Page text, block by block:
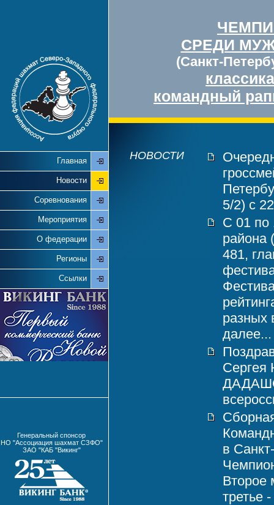
СРЕДИ
(Санкт-
классика
командный
Главная
Новости
Соревнования
Мероприятия
О федерации
Регионы
Ссылки
Генеральный спонсор
НО "Ассоциация шахмат СЗФО"
ЗАО "КАБ "Викинг"
НОВОСТИ
5/2) с
С 01 по
района
481,
разных
далее...
в
Второе
третье